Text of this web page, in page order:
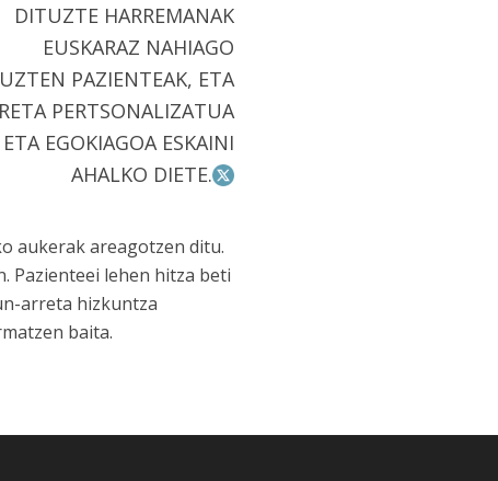
DITUZTE HARREMANAK
EUSKARAZ NAHIAGO
PAZIENTEAK, ETA
PERTSONALIZATUA
ETA EGOKIAGOA ESKAINI
AHALKO DIETE.
aukerak areagotzen ditu.
Pazienteei lehen hitza beti
arreta hizkuntza
baita.